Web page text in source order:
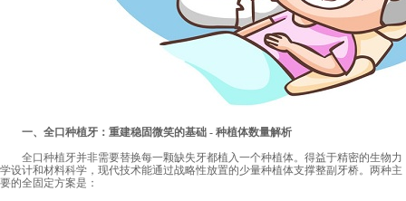
一、全口种植牙：重建稳固微笑的基础 - 种植体数量解析
全口种植牙并非需要替换每一颗缺失牙都植入一个种植体。得益于精密的生物力
学设计和材料科学，现代技术能通过战略性放置的少量种植体支撑整副牙桥。两种主
要的全固定方案是：